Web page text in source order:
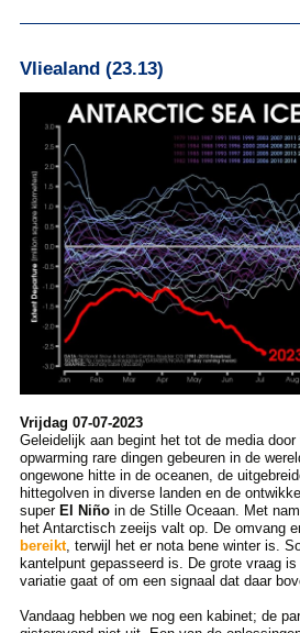
Vliealand (23.13)
Vrijdag 07-07-2023
Geleidelijk aan begint het tot de media
opwarming rare dingen gebeuren in de
ongewone hitte in de oceanen, de
hittegolven in diverse landen en de
super El Niñoin de Stille Oceaan. Met
het Antarctisch zeeijs valt op. De omvang
bereikt, terwijl het er nota bene winter is.
kantelpunt gepasseerd is. De grote vraag
variatie gaat of om een signaal dat daar
Vandaag hebben we nog een kabinet; de